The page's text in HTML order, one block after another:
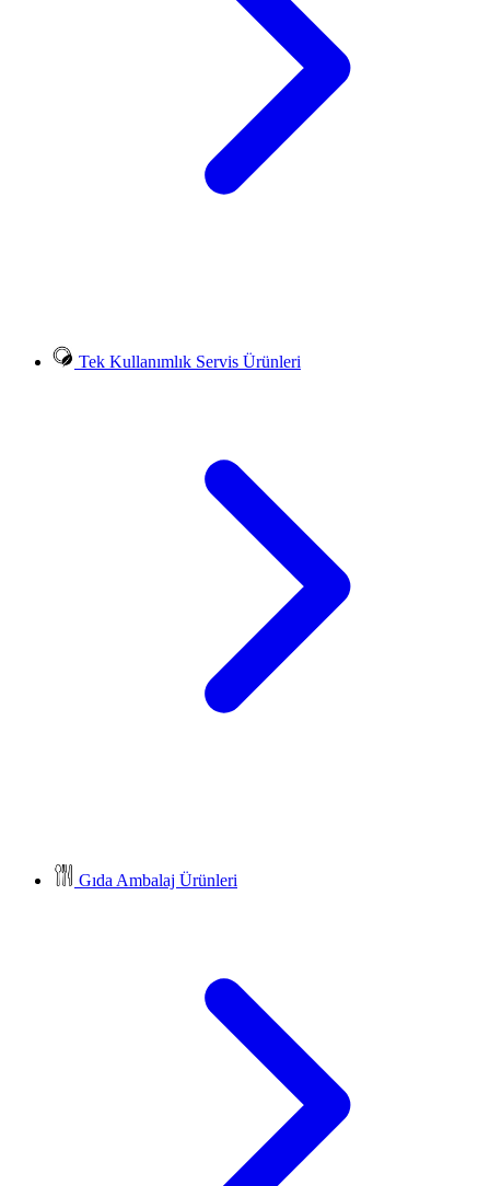
Tek Kullanımlık Servis Ürünleri
Gıda Ambalaj Ürünleri